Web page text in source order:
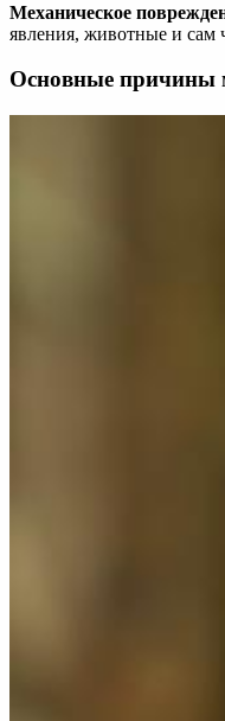
Механическое
явления, животные и сам
Основные причины